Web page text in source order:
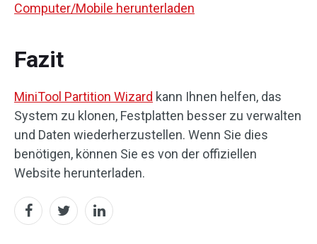
Computer/Mobile herunterladen
Fazit
MiniTool Partition Wizard kann Ihnen helfen, das
System zu klonen, Festplatten besser zu verwalten
und Daten wiederherzustellen. Wenn Sie dies
benötigen, können Sie es von der offiziellen
Website herunterladen.